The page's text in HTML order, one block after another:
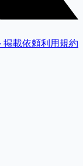
掲載依頼利用規約